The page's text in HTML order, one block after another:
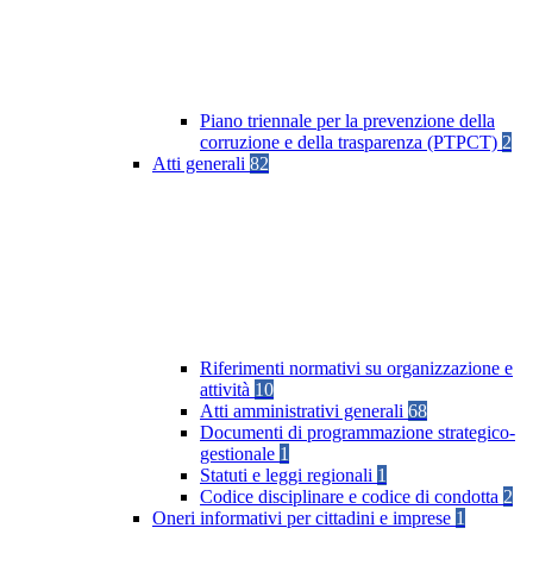
Piano triennale per la prevenzione della
corruzione e della trasparenza (PTPCT) 2
Atti generali 82
Riferimenti normativi su organizzazione e
attività 10
Atti amministrativi generali 68
Documenti di programmazione strategico-
gestionale 1
Statuti e leggi regionali 1
Codice disciplinare e codice di condotta 2
Oneri informativi per cittadini e imprese 1